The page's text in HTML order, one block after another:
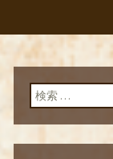
検索: